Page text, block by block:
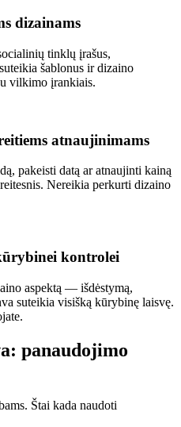
dizainams
tinklų įrašus,
šablonus ir dizaino
vilkimo įrankiais.
atnaujinimams
pakeisti datą ar atnaujinti kainą
Nereikia perkurti dizaino
kontrolei
aspektą — išdėstymą,
suteikia visišką kūrybinę laisvę.
panaudojimo
Štai kada naudoti